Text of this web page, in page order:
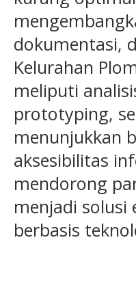
dokumentasi,
Kelurahan
meliputi
prototyping,
menunjukkan
aksesibilitas
mendorong
menjadi
berbasis